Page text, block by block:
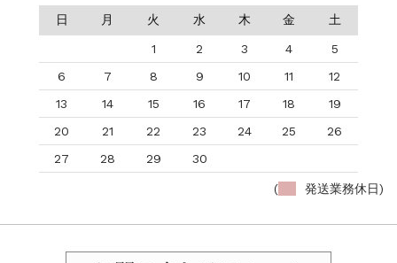
日 月 火 水 木 金 土
1 2 3 4
5
6
7 8 9 10 11
12
13
14 15 16 17 18
19
20
21 22 23 24 25
26
27
28 29 30
( 発送業務休日)